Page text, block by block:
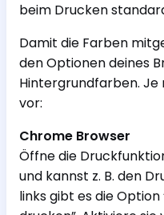
beim Drucken
Damit die Farben
den Optionen deines
Hintergrundfarben. Je
vor:
Chrome Browser
Öffne die
und kannst z. B. den
links gibt es die